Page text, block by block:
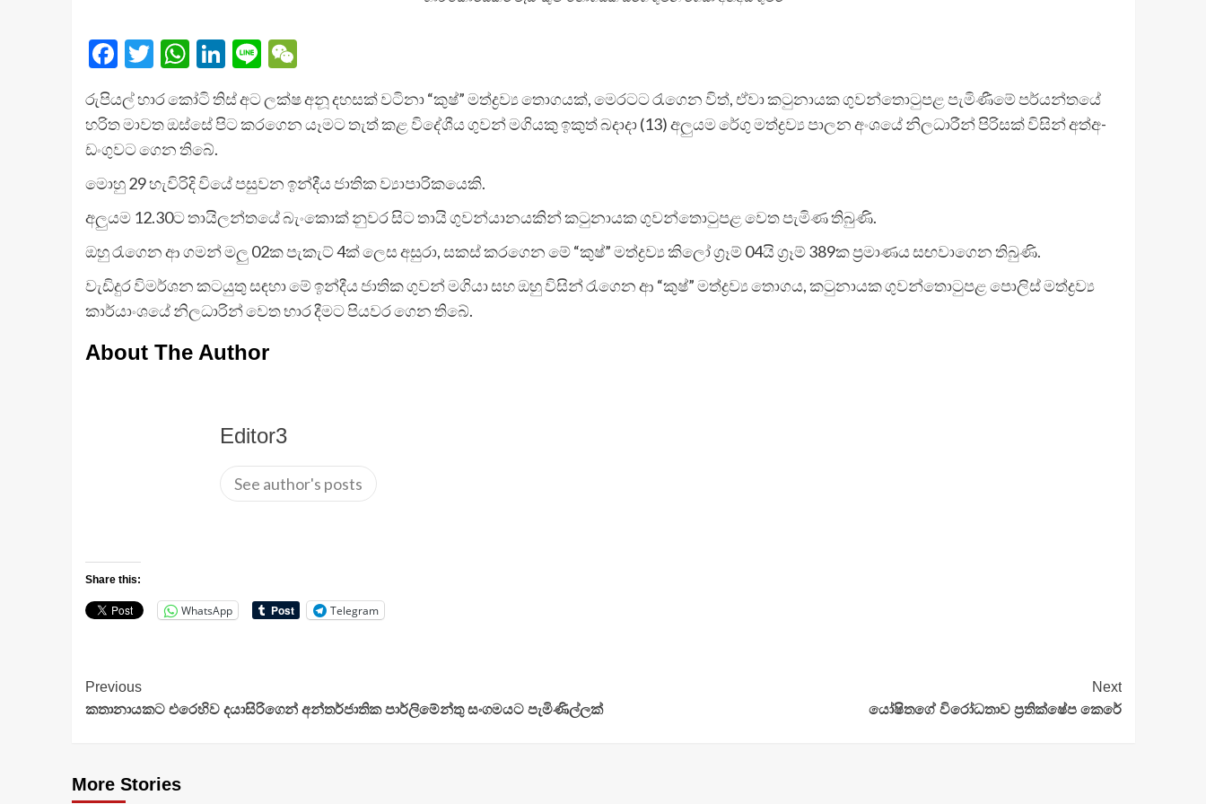
Facebook
Twitter
WhatsApp
LinkedIn
LineWeChat
රුපි­යල් හාර කෝටි තිස් අට ලක්ෂ අනූ දහ­සක් වටිනා “කුෂ්” මත්ද්‍රව්‍ය තොග­යක්, මෙර­ටට රැගෙන විත්, ඒවා කටු­නා­යක ගුව­න්තො­ටු­පළ පැමි­ණීමේ පර්ය­න්තයේ
හරිත මාවත ඔස්සේ පිට කර­ගෙන යෑමට තැත් කළ විදේ­ශීය ගුවන් මගි­යකු ඉකුත් බදාදා (13) අලු­යම රේගු මත්ද්‍රව්‍ය පාලන අංශයේ නිල­ධා­රීන් පිරි­සක් විසින් අත්අ­
ඩං­ගු­වට ගෙන තිබේ.
මොහු 29 හැවි­රිදි වියේ පසු­වන ඉන්දීය ජාතික ව්‍යාපා­රි­ක­යෙකි.
අලු­යම 12.30ට තායි­ල­න්තයේ බැංකොක් නුවර සිට තායි ගුව­න්යා­න­ය­කින් කටු­නා­යක ගුව­න්තො­ටු­පළ වෙත පැමිණ තිබුණි.
ඔහු රැගෙන ආ ගමන් මලු 02ක පැකැට් 4ක් ලෙස අසුරා, සකස් කර­ගෙන මේ “කුෂ්” මත්ද්‍රව්‍ය කිලෝ ග්‍රෑම් 04යි ග්‍රෑම් 389ක ප්‍රමා­ණය සඟ­වා­ගෙන තිබුණි.
වැඩි­දුර විම­ර්ශන කට­යුතු සඳහා මේ ඉන්දීය ජාතික ගුවන් මගියා සහ ඔහු විසින් රැගෙන ආ “කුෂ්” මත්ද්‍රව්‍ය තොගය, කටු­නා­යක ගුව­න්තො­ටු­පළ පොලිස් මත්ද්‍රව්‍ය
කාර්යාං­ශයේ නිල­ධා­රින් වෙත භාර දීමට පිය­වර ගෙන තිබේ.
About The Author
Editor3
See author's posts
Share this:
WhatsApp Telegram
Continue
Reading
Previous
කතානායකට එරෙහිව දයාසිරිගෙන් අන්තර්ජාතික පාර්ලිමේන්තු සංගමයට පැමිණිල්ලක්
Next
යෝෂිතගේ විරෝධතාව ප්‍රතික්ෂේප කෙරේ
More Stories